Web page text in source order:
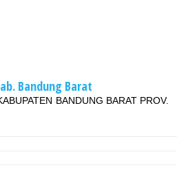
Bandung Barat
BANDUNG BARAT PROV.